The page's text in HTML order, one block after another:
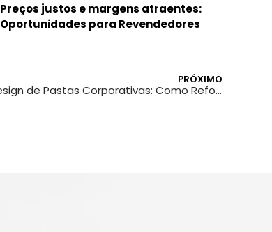
Preços justos e margens atraentes:
Oportunidades para Revendedores
PRÓXIMO
Design de Pastas Corporativas: Como Reforçar a Marca dos seus Clientes